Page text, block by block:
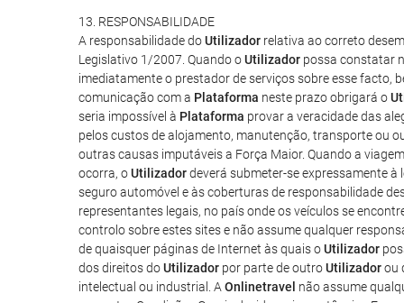
13. RESPONSABILIDADE
A responsabilidade doUtilizador relativa ao correto
Legislativo 1/2007. Quando oUtilizador possa constatar
imediatamente o prestador de serviços sobre esse facto,
comunicação com a Plataforma neste prazo obrigará o
seria impossível à Plataforma provar a veracidade das
pelos custos de alojamento, manutenção, transporte ou
outras causas imputáveis a Força Maior. Quando a
ocorra, oUtilizadordeverá submeter-se expressamente
seguro automóvel e às coberturas de responsabilidade
representantes legais, no país onde os veículos se
controlo sobre estes sites e não assume qualquer
de quaisquer páginas de Internet às quais oUtilizador
dos direitos doUtilizador por parte de outroUtilizadorou
intelectual ou industrial. A Onlinetravel não assume